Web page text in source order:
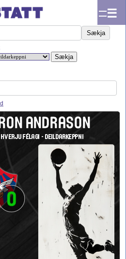
☰
Sækja
ANDRASON
FÉLAGI - DEILDARKEPPNI
0